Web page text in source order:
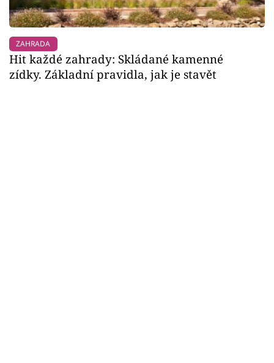
ZAHRADA
Hit každé zahrady: Skládané kamenné
zídky. Základní pravidla, jak je stavět